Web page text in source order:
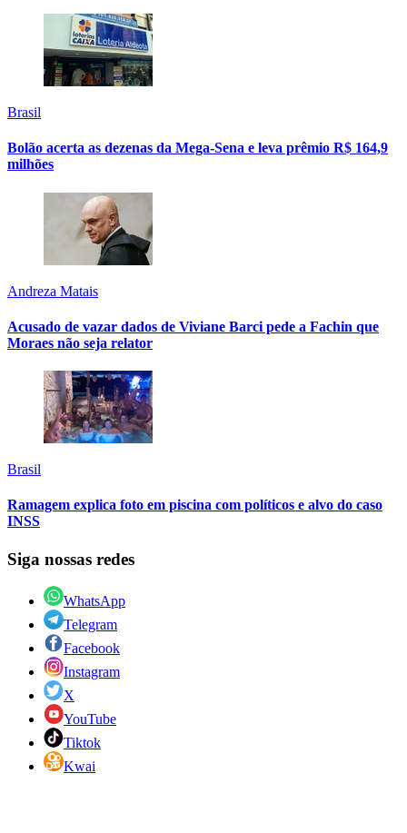
Brasil
Bolão acerta as dezenas da Mega-Sena e leva prêmio R$ 164,9
milhões
Andreza Matais
Acusado de vazar dados de Viviane Barci pede a Fachin que
Moraes não seja relator
Brasil
Ramagem explica foto em piscina com políticos e alvo do caso
INSS
Siga nossas redes
WhatsApp
Telegram
Facebook
Instagram
X
YouTube
Tiktok
Kwai